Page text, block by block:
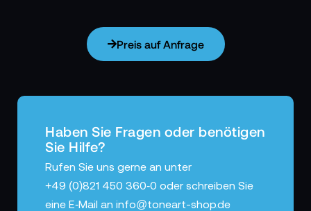
Preis auf Anfrage
Haben Sie Fragen oder benötigen
Sie Hilfe?
Rufen Sie uns gerne an unter
+49 (0)821 450 360‑0 oder schreiben Sie
eine E‑Mail an info@toneart-shop.de